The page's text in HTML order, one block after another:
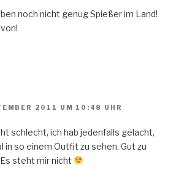
noch nicht genug Spießer im Land!
2011 UM 10:48 UHR
schlecht, ich hab jedenfalls gelacht,
in so einem Outfit zu sehen. Gut zu
steht mir nicht